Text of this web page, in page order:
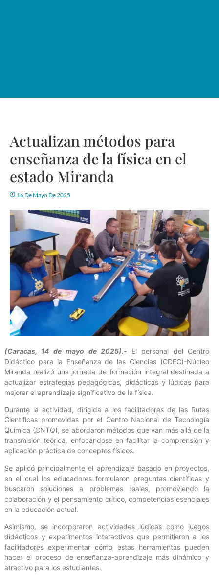
Actualizan métodos para
enseñanza de la física en el
estado Miranda
16 De Mayo De 2025
(Caracas, 14 de mayo de 2025).- El personal del Centro
Didáctico para la Enseñanza de las Ciencias (CDEC)-Núcleo
Miranda realizó una jornada de formación integral destinada a
actualizar estrategias pedagógicas, didácticas y lúdicas para
mejorar el aprendizaje significativo de la física.
Durante la actividad, dirigida a los facilitadores de las Rutas
Científicas promovidas por el Centro Nacional de Tecnología
Química (CNTQ), se abordaron métodos que van más allá de la
transmisión teórica, enfocándose en facilitar la comprensión y
aplicación práctica de conceptos físicos.
Se aplicó principalmente el aprendizaje basado en proyectos,
en el cual los educadores formularon preguntas científicas y
buscaron soluciones a problemas reales, promoviendo la
colaboración y el pensamiento crítico, competencias esenciales
en la educación actual.
Asimismo, se incorporaron actividades lúdicas como juegos
didácticos y experimentos interactivos que permitieron a los
facilitadores experimentar cómo estas herramientas pueden
hacer el proceso de enseñanza-aprendizaje más dinámico y
atractivo para los estudiantes.